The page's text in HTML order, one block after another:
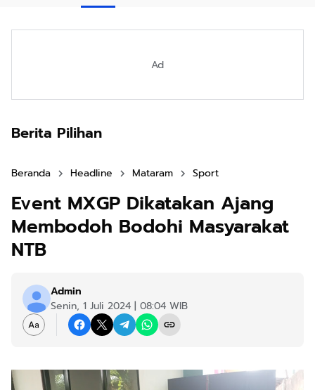
Ad
Berita Pilihan
Beranda Headline Mataram Sport
Event MXGP Dikatakan Ajang
Membodoh Bodohi Masyarakat
NTB
Admin
Senin, 1 Juli 2024 | 08:04 WIB